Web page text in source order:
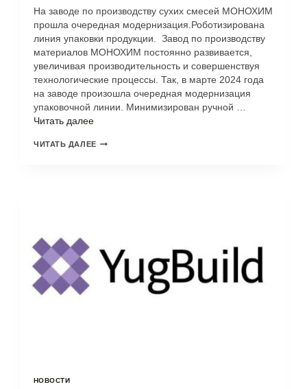
На заводе по производству сухих смесей МОНОХИМ
прошла очередная модернизация.Роботизирована
линия упаковки продукции. Завод по производству
материалов МОНОХИМ постоянно развивается,
увеличивая производительность и совершенствуя
технологические процессы. Так, в марте 2024 года
на заводе произошла очередная модернизация
упаковочной линии. Минимизирован ручной …
Читать далее
ЧИТАТЬ ДАЛЕЕ
НОВОСТИ